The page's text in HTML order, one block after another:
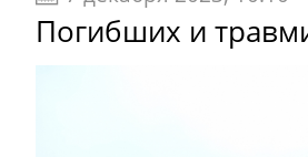
Погибших и